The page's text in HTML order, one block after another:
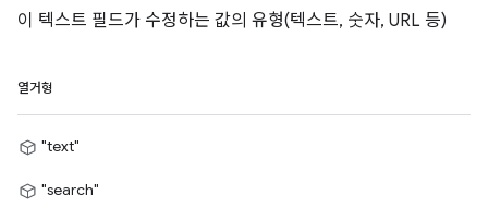
이 텍스트 필드가 수정하는 값의 유형(텍스트, 숫자, URL 등)
열거형
"text"
"search"